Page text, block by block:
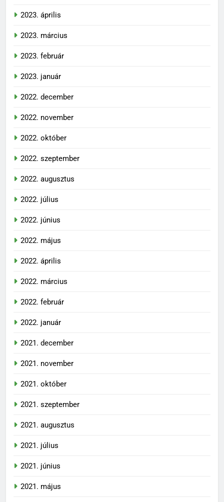
2023. április
2023. március
2023. február
2023. január
2022. december
2022. november
2022. október
2022. szeptember
2022. augusztus
2022. július
2022. június
2022. május
2022. április
2022. március
2022. február
2022. január
2021. december
2021. november
2021. október
2021. szeptember
2021. augusztus
2021. július
2021. június
2021. május